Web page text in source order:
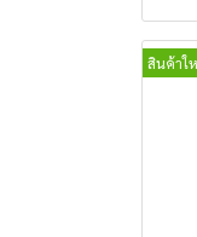
สินค้าใ